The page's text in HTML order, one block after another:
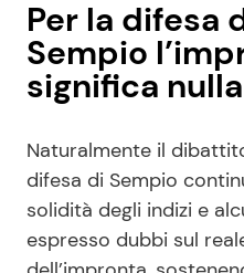
Per la difesa
Sempio
significa nulla
Naturalmente il
difesa di Sempio
solidità degli indizi e
espresso dubbi sul